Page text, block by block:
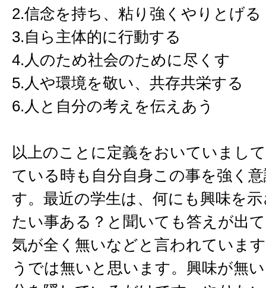
2.信念を持ち、粘り強くやりとげる
3.自ら主体的に行動する
4.人のため社会のために尽くす
5.人や環境を敬い、共存共栄する
6.人と自分の考えを伝えあう
以上のことに定義をおいていまし
ている時も自分自身この事を強く
す。最近の学生は、何にも興味を
たい事ある？と聞いても答えが出
気が全く無いなどと言われていま
うでは無いと思います。興味が無